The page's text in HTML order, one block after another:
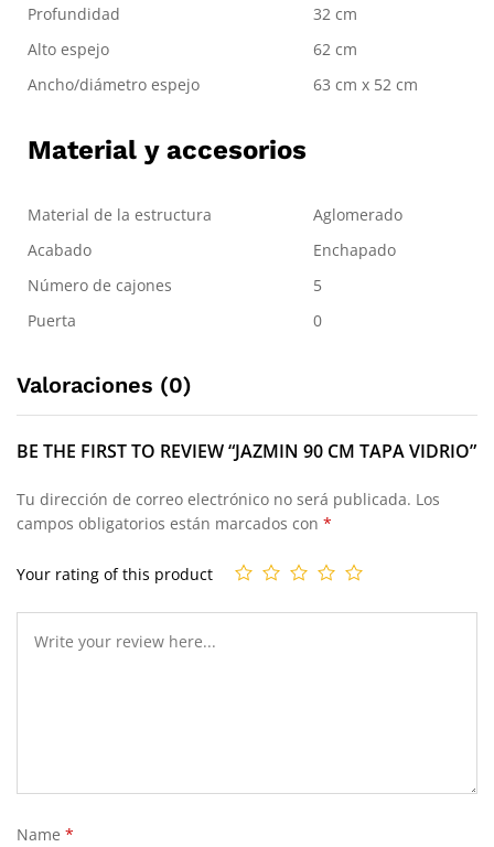
Profundidad
32 cm
Alto espejo
62 cm
Ancho/diámetro espejo
63 cm x 52 cm
Material y accesorios
Material de la estructura
Aglomerado
Acabado
Enchapado
Número de cajones
5
Puerta
0
Valoraciones (0)
BE THE FIRST TO REVIEW “JAZMIN 90 CM TAPA VIDRIO”
Tu dirección de correo electrónico no será publicada. Los
campos obligatorios están marcados con *
Your rating of this product
Name *